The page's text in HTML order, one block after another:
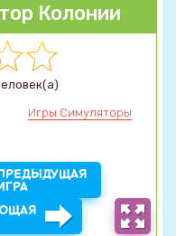
Колонии
Игры Симуляторы